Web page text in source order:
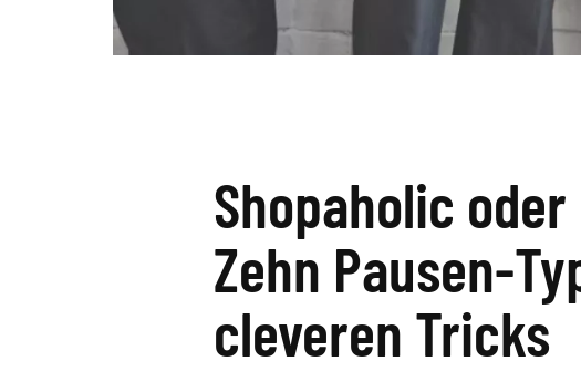
Shopaholic
Zehn Pausen-
cleveren Tricks